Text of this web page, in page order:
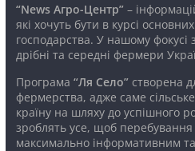
“News Агро-Центр”–
які хочуть бути в курсі
господарства. У нашому фокусі
дрібні та середні фермери
Програма “Ля Село”створена
фермерства, адже саме
країну на шляху до успішного
зроблять усе, щоб
максимально інформативним